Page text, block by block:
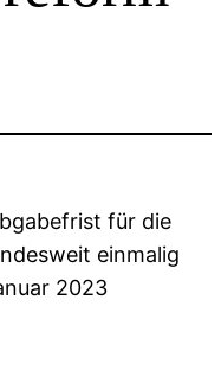
für die
einmalig
2023